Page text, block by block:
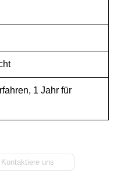
1 Jahr für
Kontaktiere uns